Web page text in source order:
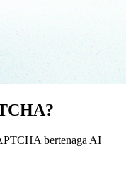
bertenaga AI